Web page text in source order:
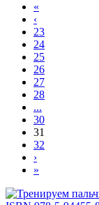
«
‹
23
24
25
26
27
28
...
30
31
32
›
»